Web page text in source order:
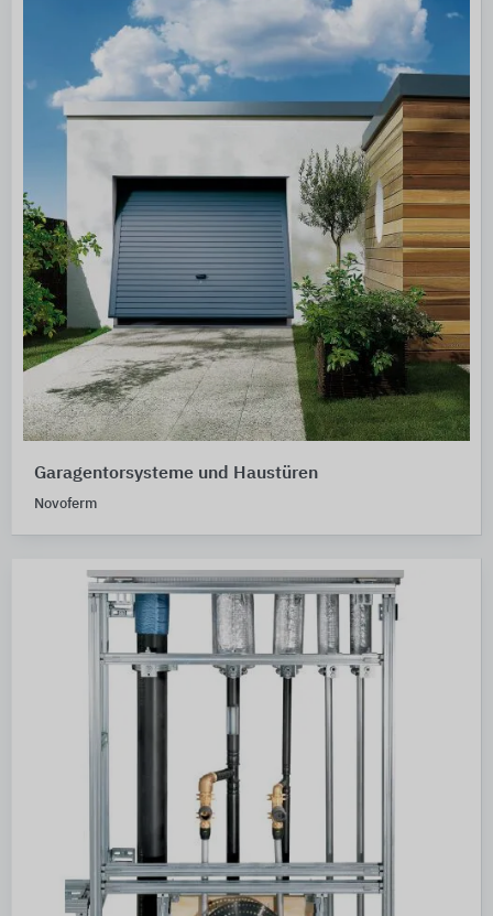
Garagentorsysteme und Haustüren
Novoferm